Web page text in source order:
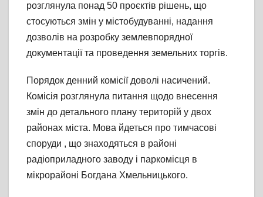
розглянула понад 50 проєктів рішень, що
стосуються змін у містобудуванні, надання
дозволів на розробку землевпорядної
документації та проведення земельних торгів.
Порядок денний комісії доволі насичений.
Комісія розглянула питання щодо внесення
змін до детального плану територій у двох
районах міста. Мова йдеться про тимчасові
споруди , що знаходяться в районі
радіоприладного заводу і паркомісця в
мікрорайоні Богдана Хмельницького.